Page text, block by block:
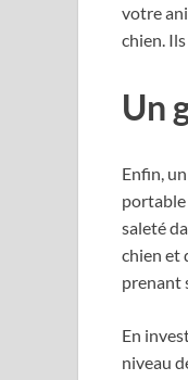
votre
chien.
Un
Enfin,
portable
saleté
chien et
prenant
En
niveau